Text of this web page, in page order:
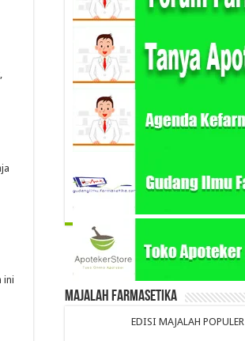
ini
Majalah Farmasetika
EDISI MAJALAH POPULER